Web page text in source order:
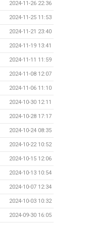
2024-11-26 22:36
2024-11-25 11:53
2024-11-21 23:40
2024-11-19 13:41
2024-11-11 11:59
2024-11-08 12:07
2024-11-06 11:10
2024-10-30 12:11
2024-10-28 17:17
2024-10-24 08:35
2024-10-22 10:52
2024-10-15 12:06
2024-10-13 10:54
2024-10-07 12:34
2024-10-03 10:32
2024-09-30 16:05